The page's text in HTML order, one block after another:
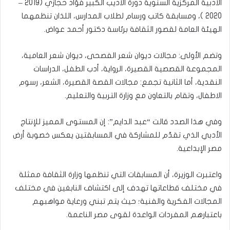
الأدبية المركزية السنوية دورة الأديب الكبير فؤاد حجازي (2019 –
2020 )، ومسابقة كاتب ورسام لطلاب المدارس، اللذان تنظمهما
الهيئة العامة لقصور الثقافة برئاسة دكتور أحمد عواض.
وتضم الأولى: مجالات ديوان شعر الفصحى، ديوان شعر العامية،
المجموعة القصصية القصيرة، الرواية، أدب الطفل، الدراسات
النقدية، أما الثانية تجمع: مجالات القصة القصيرة، الشعر، رسوم
الاطفال، وتقام بالتعاون مع وزارة التربية والتعليم.
وفي هذا الصدد قالت “عبد الدايم”: إن المستوى المميز للإنتاج
الأدبي الذي تقدّم للمشاركة في المسابقتين يعكس خصوبة أرض
مصر الإبداعية.
واعتبرت الوزيرة، أن المسابقات التي تنظمها وزارة الثقافة ممثلة
في مختلف قطاعاتها تهدف إلى اكتشاف النابغين في مختلف
المجالات الفكرية والفنية؛ حيث يتم تبني ورعاية مواهبهم
باعتبارهم المفردات الواعدة لقوى مصر الناعمة.